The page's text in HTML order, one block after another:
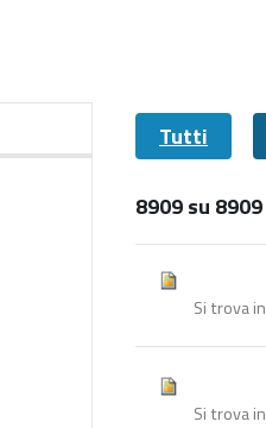
Tutti
8909 su 8909
Tutti
Si trova in
Si trova in